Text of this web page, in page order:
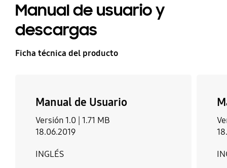
Manual de usuario y
descargas
Ficha técnica del producto
Manual de Usuario
Versión 1.0 | 1.71 MB
18.06.2019
INGLÉS